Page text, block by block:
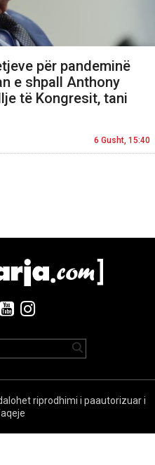
për pandeminë
e shpall Anthony
të Kongresit, tani
6 Gusht, 15:40
riprodhimi i paautorizuar i